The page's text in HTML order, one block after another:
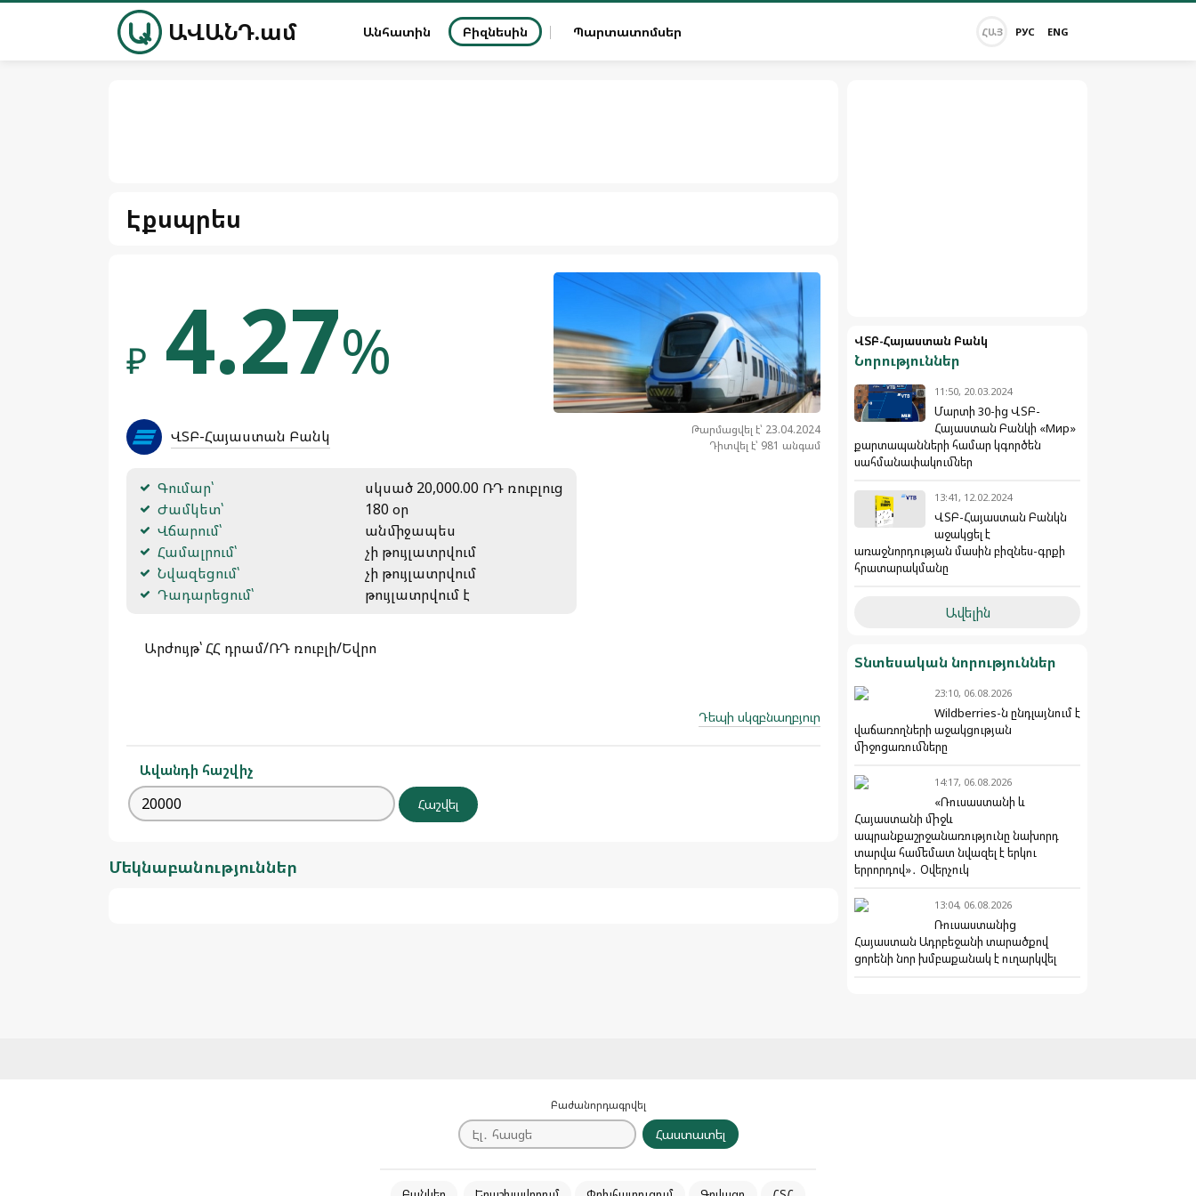
ԱՎԱՆԴ.ամ Անհատին Բիզնեսին Պարտատոմսեր ՀԱՅ РУС ENG
Էքսպրես
Թարմացվել է՝ 23.04.2024
Դիտվել է՝ 981 անգամ
₽ 4.27%
ՎՏԲ-Հայաստան Բանկ
Գումար՝
սկսած 20,000.00 ՌԴ ռուբլուց
Ժամկետ՝
180 օր
Վճարում՝
անմիջապես
Համալրում՝
չի թույլատրվում
Նվազեցում՝
չի թույլատրվում
Դադարեցում՝
թույլատրվում է
Արժույթ՝ ՀՀ դրամ/ՌԴ ռուբլի/Եվրո
Դեպի սկզբնաղբյուր
Ավանդի հաշվիչ
Մեկնաբանություններ
ՎՏԲ-Հայաստան Բանկ
Նորություններ
11:50, 20.03.2024
Մարտի 30-ից ՎՏԲ-
Հայաստան Բանկի «Мир»
քարտապանների համար կգործեն
սահմանափակումներ
13:41, 12.02.2024
ՎՏԲ-Հայաստան Բանկն
աջակցել է
առաջնորդության մասին բիզնես-գրքի
հրատարակմանը
Ավելին
Տնտեսական նորություններ
23:10, 06.08.2026
Wildberries-ն ընդլայնում է
վաճառողների աջակցության
միջոցառումները
14:17, 06.08.2026
«Ռուսաստանի և
Հայաստանի միջև
ապրանքաշրջանառությունը նախորդ
տարվա համեմատ նվազել է երկու
երրորդով»․ Օվերչուկ
13:04, 06.08.2026
Ռուսաստանից
Հայաստան Ադրբեջանի տարածքով
ցորենի նոր խմբաքանակ է ուղարկվել
Բաժանորդագրվել
Հաստատել